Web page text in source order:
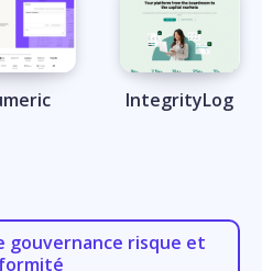
IntegrityLog
gouvernance risque et